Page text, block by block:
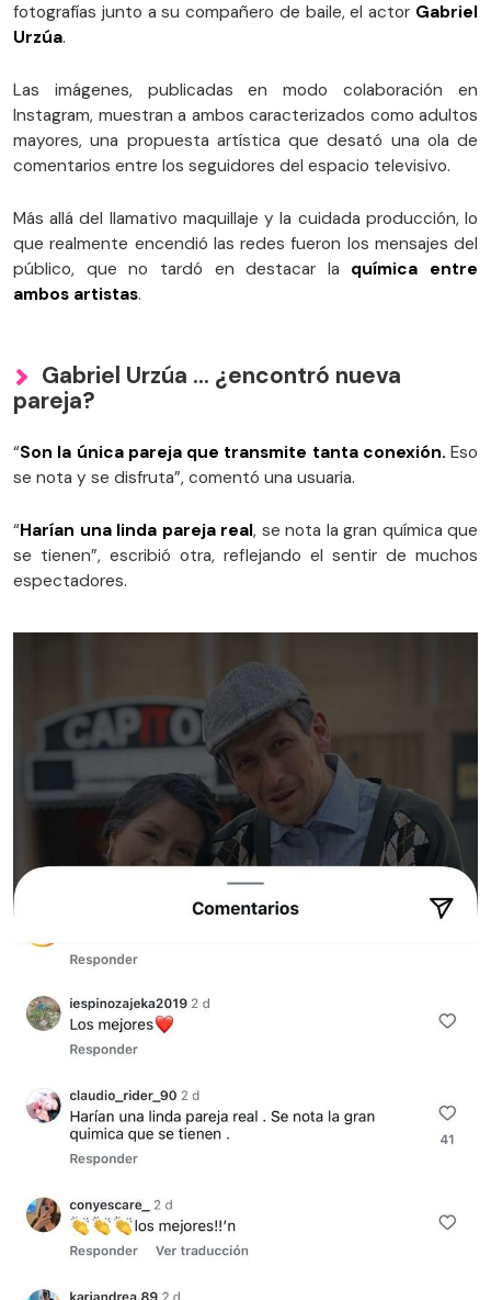
fotografías junto a su compañero de baile, el actor Gabriel
Urzúa.
Las imágenes, publicadas en modo colaboración en
Instagram, muestran a ambos caracterizados como adultos
mayores, una propuesta artística que desató una ola de
comentarios entre los seguidores del espacio televisivo.
Más allá del llamativo maquillaje y la cuidada producción, lo
que realmente encendió las redes fueron los mensajes del
público, que no tardó en destacar la química entre
ambos artistas.
Gabriel Urzúa … ¿encontró nueva
pareja?
“Son la única pareja que transmite tanta conexión. Eso
se nota y se disfruta”, comentó una usuaria.
“Harían una linda pareja real, se nota la gran química que
se tienen”, escribió otra, reflejando el sentir de muchos
espectadores.